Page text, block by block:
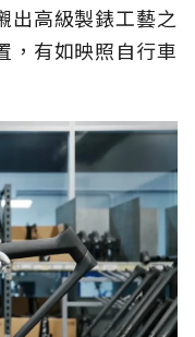
出高級製錶工藝之
，有如映照自行車